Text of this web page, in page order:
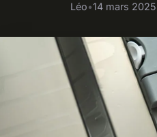
Léo•14 mars 2025